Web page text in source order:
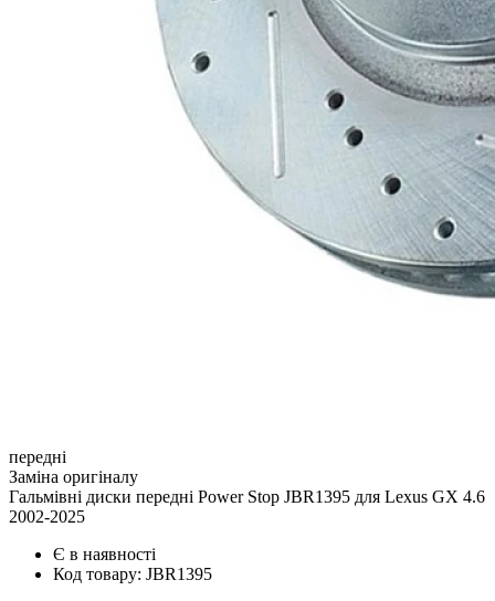
передні
Заміна оригіналу
Гальмівні диски передні Power Stop JBR1395 для Lexus GX 4.6
2002-2025
Є в наявності
Код товару: JBR1395